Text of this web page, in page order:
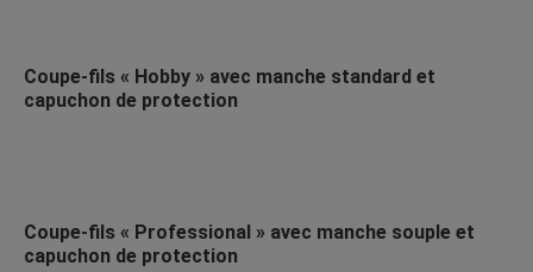
Coupe-fils « Hobby » avec manche standard et
capuchon de protection
Coupe-fils « Professional » avec manche souple et
capuchon de protection